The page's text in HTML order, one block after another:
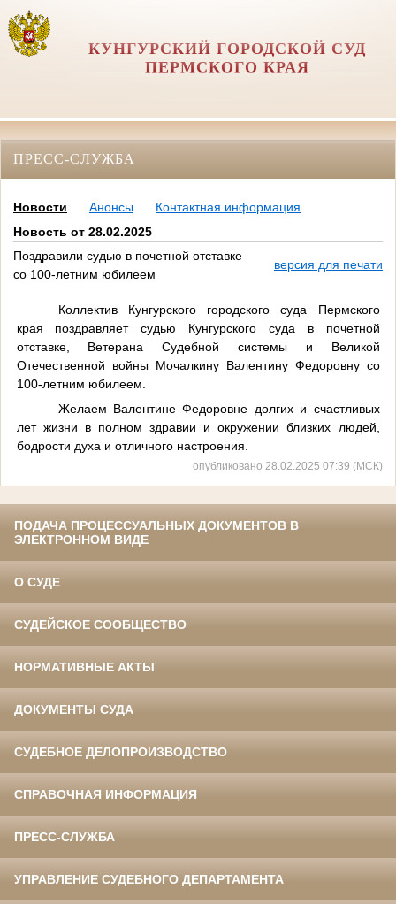
КУНГУРСКИЙ ГОРОДСКОЙ СУД
ПЕРМСКОГО КРАЯ
ПРЕСС-СЛУЖБА
Новости Анонсы
Контактная информация
Новость от 28.02.2025
Поздравили судью в почетной отставке
со 100-летним юбилеем
версия для печати
Коллектив Кунгурского городского суда Пермского
края поздравляет судью Кунгурского суда в почетной
отставке, Ветерана Судебной системы и Великой
Отечественной войны Мочалкину Валентину Федоровну со
100-летним юбилеем.
Желаем Валентине Федоровне долгих и счастливых
лет жизни в полном здравии и окружении близких людей,
бодрости духа и отличного настроения.
опубликовано 28.02.2025 07:39 (МСК)
ПОДАЧА ПРОЦЕССУАЛЬНЫХ ДОКУМЕНТОВ В
ЭЛЕКТРОННОМ ВИДЕ
О СУДЕ
СУДЕЙСКОЕ СООБЩЕСТВО
НОРМАТИВНЫЕ АКТЫ
ДОКУМЕНТЫ СУДА
СУДЕБНОЕ ДЕЛОПРОИЗВОДСТВО
СПРАВОЧНАЯ ИНФОРМАЦИЯ
ПРЕСС-СЛУЖБА
УПРАВЛЕНИЕ СУДЕБНОГО ДЕПАРТАМЕНТА